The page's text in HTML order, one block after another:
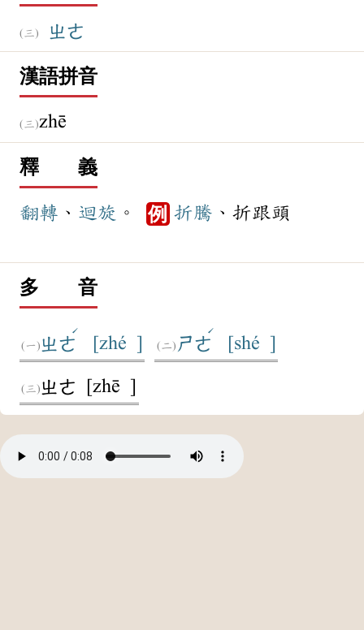
ㄓㄜ
漢語拼音
zhē
釋 義
翻轉 、 迴旋 。 例 折騰 、折跟頭
多 音
ㄓㄜ
ˊ
[zhé ] ㄕㄜ
ˊ
[shé ]
ㄓㄜ [zhē ]